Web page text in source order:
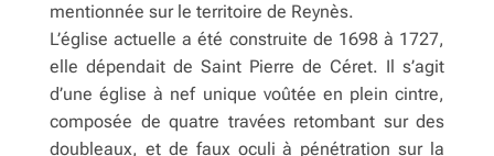
mentionnée sur le territoire de Reynès.
L’église actuelle a été construite de 1698 à 1727,
elle dépendait de Saint Pierre de Céret. Il s’agit
d’une église à nef unique voûtée en plein cintre,
composée de quatre travées retombant sur des
doubleaux, et de faux oculi à pénétration sur la